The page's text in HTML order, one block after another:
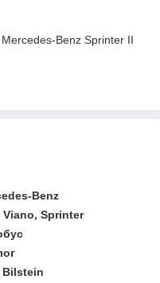
Benz Sprinter II
Benz
Viano, Sprinter
Bilstein